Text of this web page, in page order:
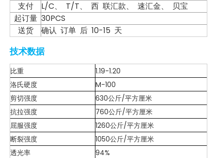
支付
L/C、 T/T、 西 联汇款、 速汇金、 贝宝
起订量 30PCS
送货
确认 订单 后 10-15 天
技术数据
比重
1.19-1.20
洛氏硬度
M-100
剪切强度
630公斤/平方厘米
抗拉强度
760公斤/平方厘米
屈服强度
1260公斤/平方厘米
断裂强度
1050公斤/平方厘米
透光率
94%